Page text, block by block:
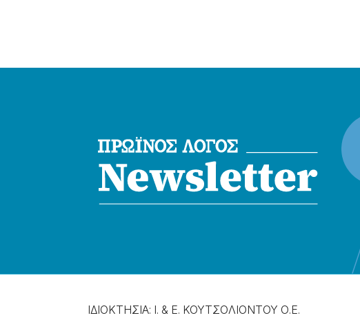
ΙΔΙΟΚΤΗΣΙΑ: Ι. & Ε. ΚΟΥΤΣΟΛΙΟΝΤΟΥ Ο.Ε.